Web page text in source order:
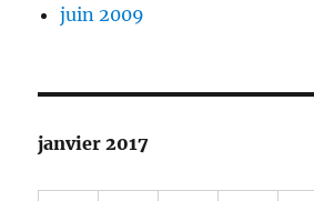
juin 2009
janvier 2017